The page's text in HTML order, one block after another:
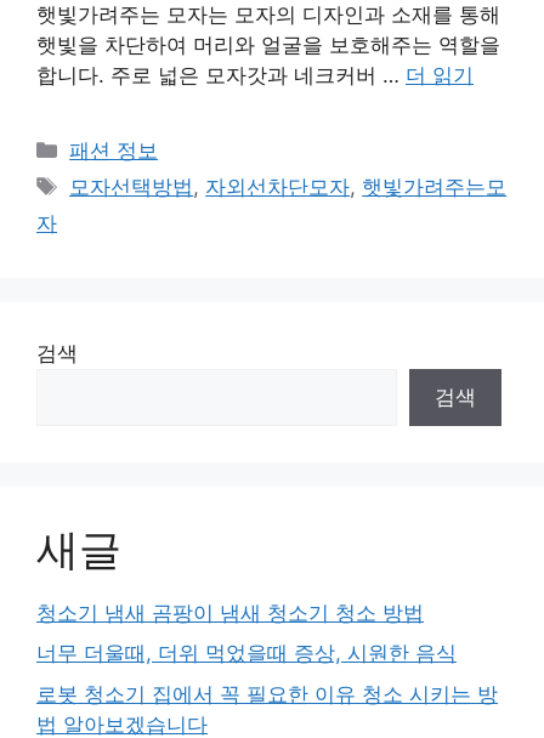
햇빛가려주는 모자는 모자의 디자인과 소재를 통해
햇빛을 차단하여 머리와 얼굴을 보호해주는 역할을
합니다. 주로 넓은 모자갓과 네크커버 … 더 읽기
카
테
패션 정보
태
모자선택방법 , 자외선차단모자, 햇빛가려주는모
자
검색
검색
새글
청소기 냄새 곰팡이 냄새 청소기 청소 방법
너무 더울때, 더위 먹었을때 증상, 시원한 음식
로봇 청소기 집에서 꼭 필요한 이유 청소 시키는 방
법 알아보겠습니다